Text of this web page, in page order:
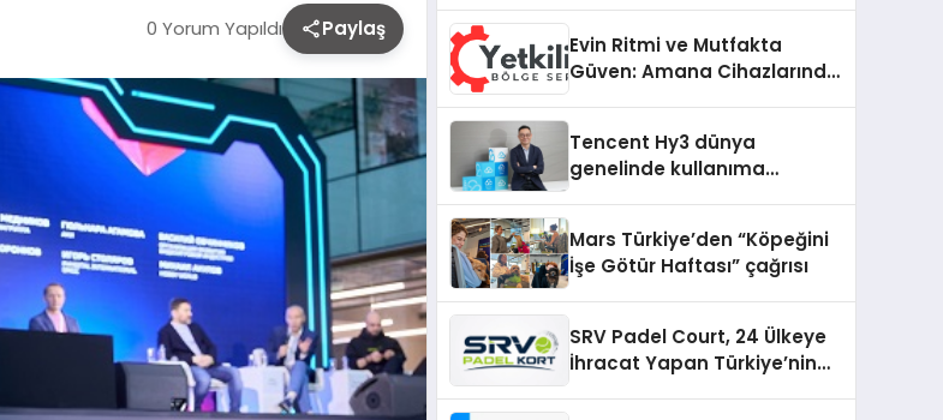
0 Yorum Yapıldı Paylaş
Evin Ritmi ve Mutfakta
Güven: Amana Cihazlarında
Tencent Hy3 dünya
genelinde kullanıma
Mars Türkiye’den “Köpeğini
İşe Götür Haftası” çağrısı
SRV Padel Court, 24 Ülkeye
İhracat Yapan Türkiye’nin